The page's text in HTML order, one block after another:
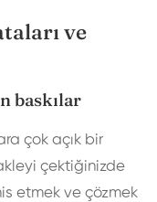
ve
baskılar
çok açık bir
çektiğinizde
etmek ve çözmek